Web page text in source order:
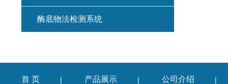
酶底物法检测系统
首 页 | 产品展示 | 公司介绍 |